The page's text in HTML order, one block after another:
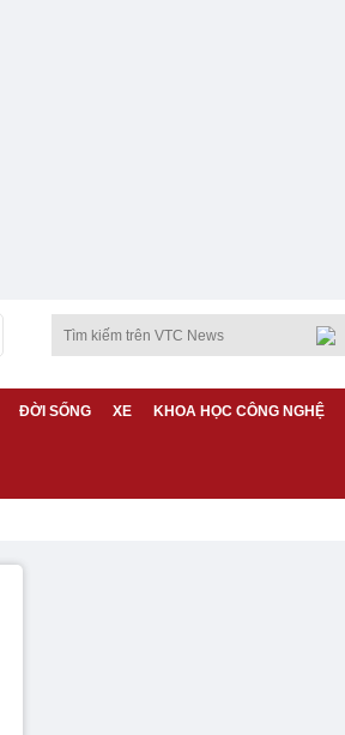
ĐỜI SỐNG XE KHOA HỌC CÔNG NGHỆ